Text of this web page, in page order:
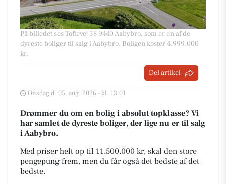
På billedet ses Toftevej 38 9440 Aabybro, som er en af de
dyreste boliger til salg i Aabybro. Boligen koster 4.999.000
kr.
Del artikel
Onsdag d. 05. aug. 2026 - kl. 13:01
Drømmer du om en bolig i absolut topklasse? Vi
har samlet de dyreste boliger, der lige nu er til salg
i Aabybro.
Med priser helt op til 11.500.000 kr, skal den store
pengepung frem, men du får også det bedste af det
bedste.